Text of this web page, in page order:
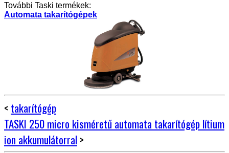
További Taski termékek:
Automata takarítógépek
< takarítógép
TASKI 250 micro kisméretű automata takarítógép lítium
ion akkumulátorral>